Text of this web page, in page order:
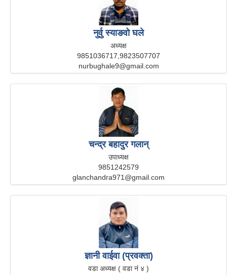
नुर्वु स्याङवो घले
अध्यक्ष
9851036717,9823507707
nurbughale9@gmail.com
चन्द्र बहादुर गलान्
उपाध्यक्ष
9851242579
glanchandra971@gmail.com
ज्ञानी वाईवा (प्रवक्ता)
वडा अध्यक्ष ( वडा नं ४ )